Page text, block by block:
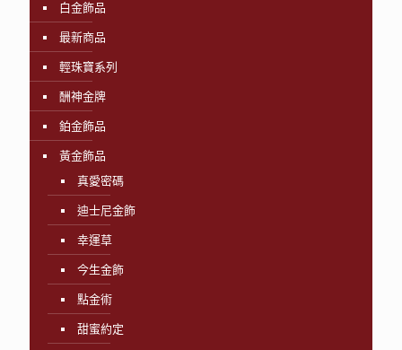
白金飾品
最新商品
輕珠寶系列
酬神金牌
鉑金飾品
黃金飾品
真愛密碼
迪士尼金飾
幸運草
今生金飾
點金術
甜蜜約定